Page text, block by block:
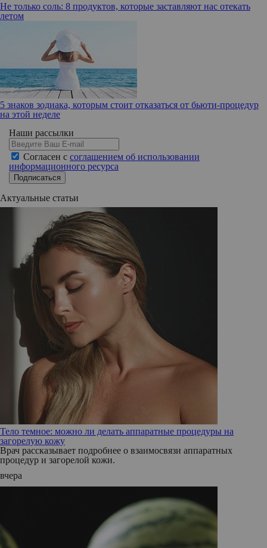
Не только соль: 8 продуктов, которые заставляют нас отекать
летом
5 знаков зодиака, которым стоит отказаться от бьюти-процедур
на этой неделе
Наши рассылки
Согласен с соглашением об использовании
информационного ресурса
Подписаться
Актуальные статьи
Тело темное: можно ли делать аппаратные процедуры на
загорелую кожу
Врач рассказывает подробнее о взаимосвязи аппаратных
процедур и загорелой кожи.
вчера